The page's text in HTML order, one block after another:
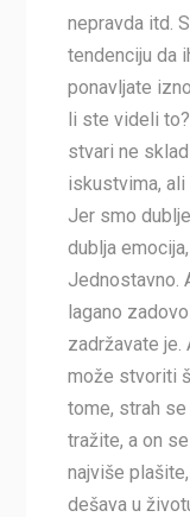
nepravda itd.
tendenciju da
ponavljate
li ste videli
stvari ne
iskustvima,
Jer smo
dublja
Jednostavno.
lagano
zadržavate
može stvoriti
tome, strah
tražite, a on
najviše
dešava u